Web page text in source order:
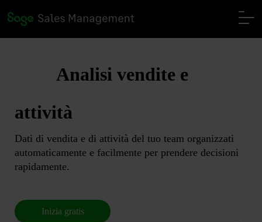
Analisi vendite e
attività
Dati di vendita e di attività del tuo team organizzati
automaticamente e facilmente per prendere decisioni
rapidamente.
Inizia gratis